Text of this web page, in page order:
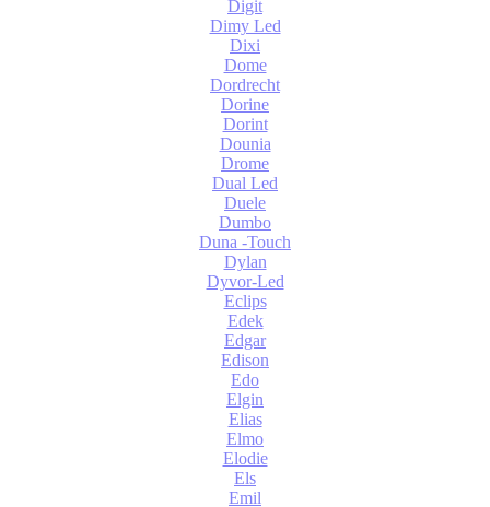
Digit
Dimy Led
Dixi
Dome
Dordrecht
Dorine
Dorint
Dounia
Drome
Dual Led
Duele
Dumbo
Duna -Touch
Dylan
Dyvor-Led
Eclips
Edek
Edgar
Edison
Edo
Elgin
Elias
Elmo
Elodie
Els
Emil